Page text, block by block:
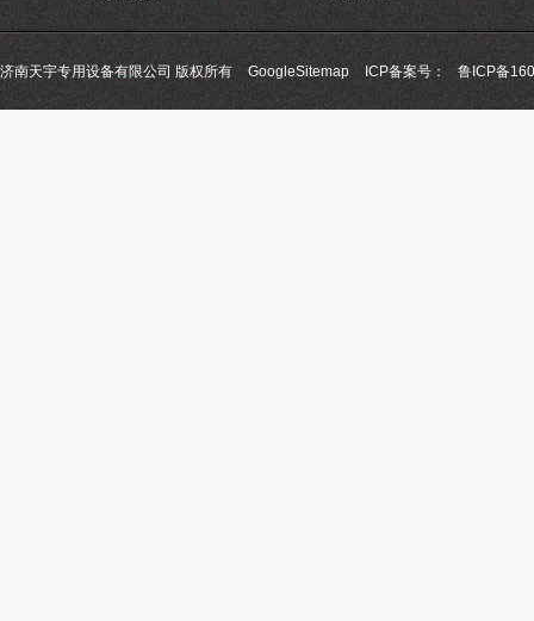
济南天宇专用设备有限公司 版权所有 GoogleSitemap ICP备案号： 鲁ICP备